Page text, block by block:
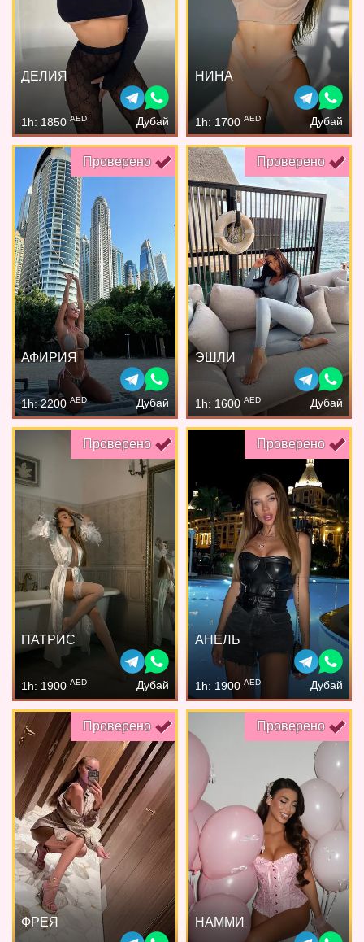
ДЕЛИЯ
1h: 1850 AED Дубай
НИНА
1h: 1700 AED Дубай
Проверено
АФИРИЯ
1h: 2200 AED Дубай
Проверено
ЭШЛИ
1h: 1600 AED Дубай
Проверено
ПАТРИС
1h: 1900 AED Дубай
Проверено
АНЕЛЬ
1h: 1900 AED Дубай
Проверено
ФРЕЯ
Проверено
НАММИ